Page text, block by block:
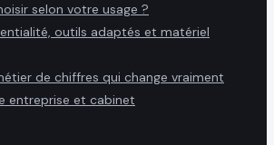
selon votre usage ?
outils adaptés et matériel
de chiffres qui change vraiment
entreprise et cabinet